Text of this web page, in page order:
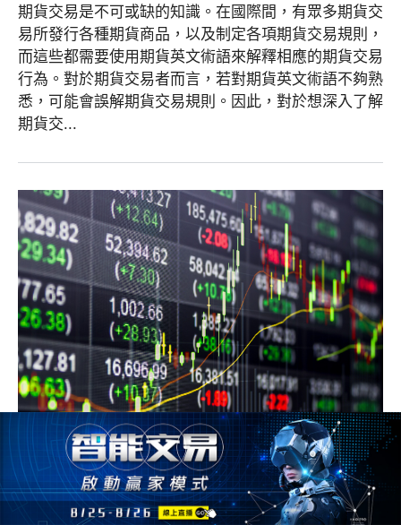
期貨交易是不可或缺的知識。在國際間，有眾多期貨交
易所發行各種期貨商品，以及制定各項期貨交易規則，
而這些都需要使用期貨英文術語來解釋相應的期貨交易
行為。對於期貨交易者而言，若對期貨英文術語不夠熟
悉，可能會誤解期貨交易規則。因此，對於想深入了解
期貨交...
台指期散戶多空比3分鐘教你如何洞察輸
家，找到輸家，你就是贏家 !.
2023/05/28 3472人 台指期散戶多空比